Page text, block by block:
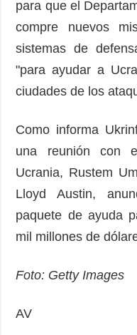
para que el
compre nuevos
sistemas de
"para ayudar a
ciudades de los
Como informa
una reunión con
Ucrania, Rustem
Lloyd Austin,
paquete de ayuda
mil millones de
Foto: Getty Images
AV